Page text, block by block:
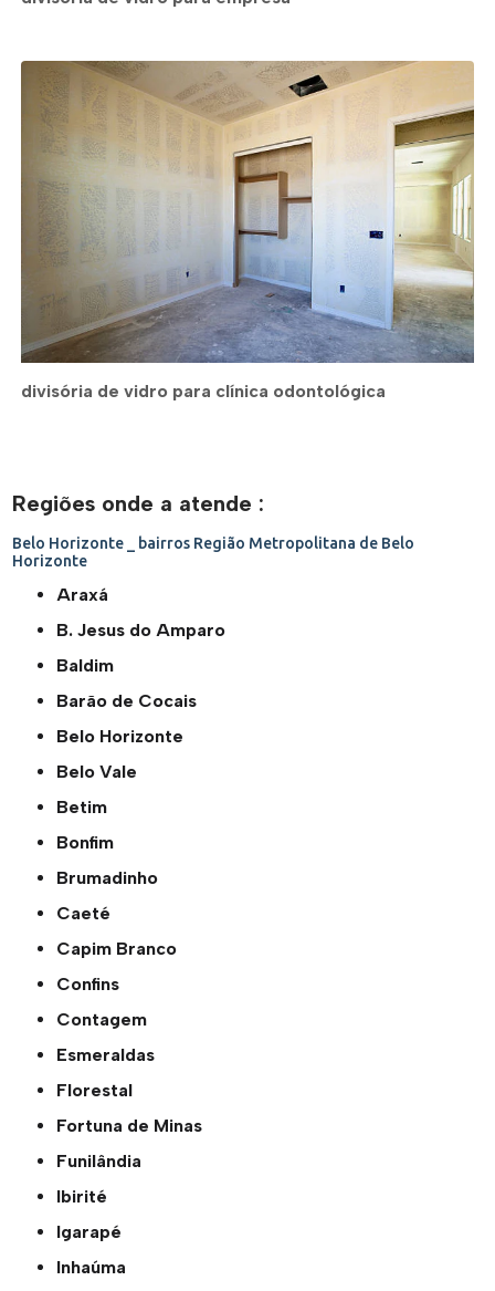
divisória de vidro para clínica odontológica
Regiões onde a atende :
Belo Horizonte _ bairros Região Metropolitana de Belo
Horizonte
Araxá
B. Jesus do Amparo
Baldim
Barão de Cocais
Belo Horizonte
Belo Vale
Betim
Bonfim
Brumadinho
Caeté
Capim Branco
Confins
Contagem
Esmeraldas
Florestal
Fortuna de Minas
Funilândia
Ibirité
Igarapé
Inhaúma